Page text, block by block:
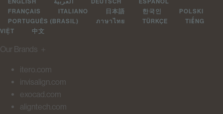
ENGLISH العربية DEUTSCH
ESPAÑOL
FRANÇAIS
ITALIANO 日本語 한국인
POLSKI
PORTUGUÊS (BRASIL)
ภาษาไทย TÜRKÇE
TIẾNG
VIỆT
中文
Our Brands ＋
itero.com
invisalign.com
exocad.com
aligntech.com